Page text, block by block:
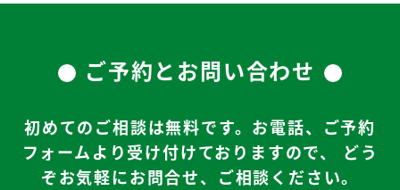
ご予約とお問い合わせ
初めてのご相談は無料です。お電話、ご予約
フォームより受け付けておりますので、
どう
ぞお気軽にお問合せ、ご相談ください。